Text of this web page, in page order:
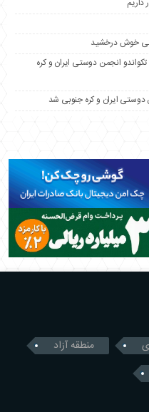
داریم
خوش درخشید
انجمن دوستی ایران و کره
دوستی ایران و کره جنوبی شد
منطقه آزاد